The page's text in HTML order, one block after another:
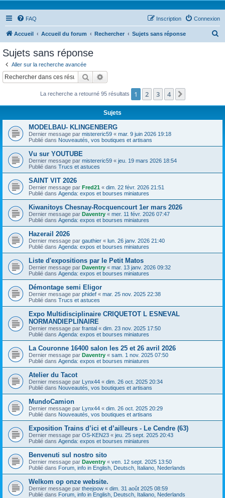
FAQ Connexion
Inscription
Accueil Accueil du forum Rechercher Sujets sans réponse
c
Sujets sans réponse
Aller sur la recherche avancée
Rechercher
La recherche a retourné 95 résultats 1 2 3 4
Sujets
MODELBAU- KLINGENBERG
Dernier message par mistereric59 « mar. 9 juin 2026 19:18
Publié dans Nouveautés, vos boutiques et artisans
Vu sur YOUTUBE
Dernier message par mistereric59 « jeu. 19 mars 2026 18:54
Publié dans Trucs et astuces
SAINT VIT 2026
Dernier message par Fred21 « dim. 22 févr. 2026 21:51
Publié dans Agenda: expos et bourses miniatures
Kiwanitoys Chesnay-Rocquencourt 1er mars 2026
Dernier message par Daventry « mer. 11 févr. 2026 07:47
Publié dans Agenda: expos et bourses miniatures
Hazerail 2026
Dernier message par gauthier « lun. 26 janv. 2026 21:40
Publié dans Agenda: expos et bourses miniatures
Liste d'expositions par le Petit Matos
Dernier message par Daventry « mar. 13 janv. 2026 09:32
Publié dans Agenda: expos et bourses miniatures
Démontage semi Eligor
Dernier message par phidef « mar. 25 nov. 2025 22:38
Publié dans Trucs et astuces
Expo Multidisciplinaire CRIQUETOT L ESNEVAL
NORMANDIEPLINAIRE
Dernier message par frantal « dim. 23 nov. 2025 17:50
Publié dans Agenda: expos et bourses miniatures
La Couronne 16400 salon les 25 et 26 avril 2026
Dernier message par Daventry « sam. 1 nov. 2025 07:50
Publié dans Agenda: expos et bourses miniatures
Atelier du Tacot
Dernier message par Lynx44 « dim. 26 oct. 2025 20:34
Publié dans Nouveautés, vos boutiques et artisans
MundoCamion
Dernier message par Lynx44 « dim. 26 oct. 2025 20:29
Publié dans Nouveautés, vos boutiques et artisans
Exposition Trains d’ici et d’ailleurs - Le Cendre (63)
Dernier message par OS-KEN23 « jeu. 25 sept. 2025 20:43
Publié dans Agenda: expos et bourses miniatures
Benvenuti sul nostro sito
Dernier message par Daventry « ven. 12 sept. 2025 13:50
Publié dans Forum, info in English, Deutsch, Italiano, Nederlands
Welkom op onze website.
Dernier message par theejoow « dim. 31 août 2025 08:59
Publié dans Forum, info in English, Deutsch, Italiano, Nederlands